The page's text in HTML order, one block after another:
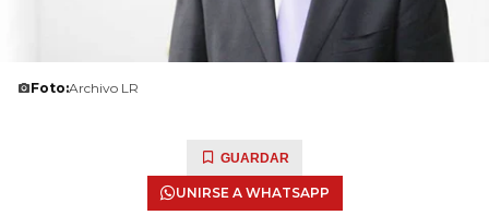
Foto:Archivo LR
GUARDAR
UNIRSE A WHATSAPP